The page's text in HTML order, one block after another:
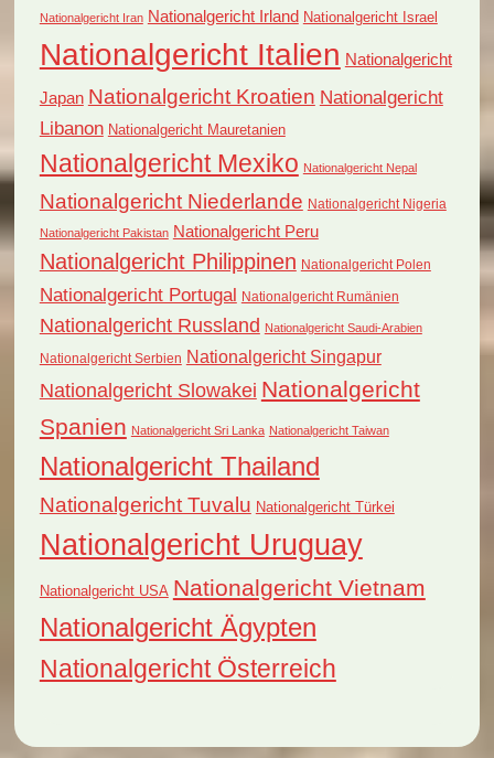
Nationalgericht Iran Nationalgericht Irland Nationalgericht Israel
Nationalgericht Italien Nationalgericht
Japan Nationalgericht Kroatien Nationalgericht
Libanon Nationalgericht Mauretanien
Nationalgericht Mexiko Nationalgericht Nepal
Nationalgericht Niederlande Nationalgericht Nigeria
Nationalgericht Pakistan Nationalgericht Peru
Nationalgericht Philippinen Nationalgericht Polen
Nationalgericht Portugal Nationalgericht Rumänien
Nationalgericht Russland Nationalgericht Saudi-Arabien
Nationalgericht Serbien Nationalgericht Singapur
Nationalgericht Slowakei Nationalgericht
Spanien Nationalgericht Sri Lanka Nationalgericht Taiwan
Nationalgericht Thailand
Nationalgericht Tuvalu Nationalgericht Türkei
Nationalgericht Uruguay
Nationalgericht USA Nationalgericht Vietnam
Nationalgericht Ägypten
Nationalgericht Österreich